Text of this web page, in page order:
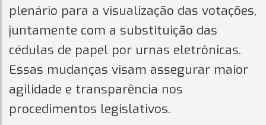
plenário para a visualização das votações,
juntamente com a substituição das
cédulas de papel por urnas eletrônicas.
Essas mudanças visam assegurar maior
agilidade e transparência nos
procedimentos legislativos.